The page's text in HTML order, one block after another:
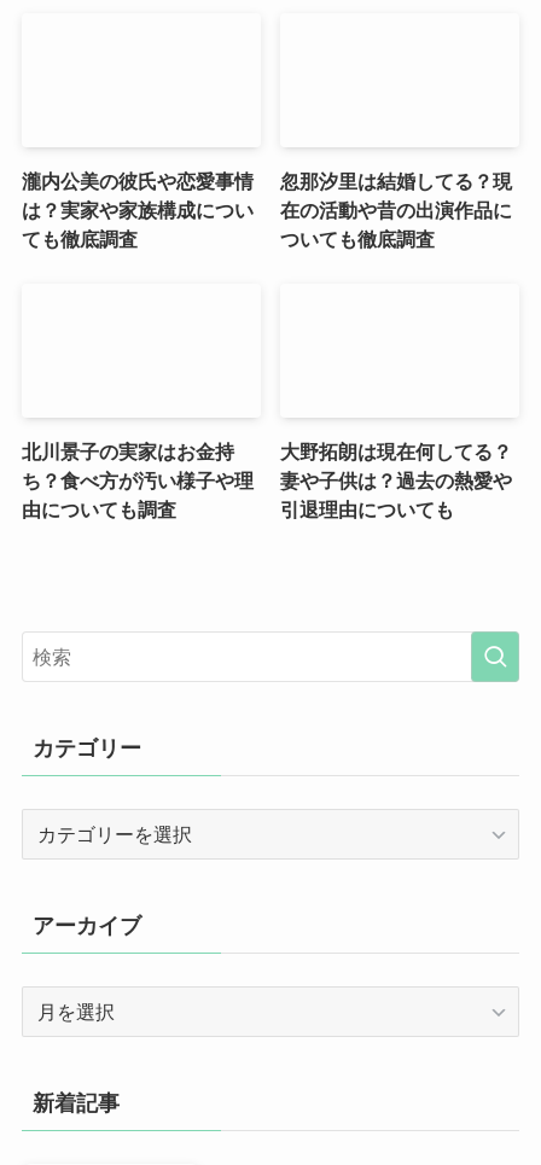
瀧内公美の彼氏や恋愛事情
は？実家や家族構成につい
ても徹底調査
忽那汐里は結婚してる？現
在の活動や昔の出演作品に
ついても徹底調査
北川景子の実家はお金持
ち？食べ方が汚い様子や理
由についても調査
大野拓朗は現在何してる？
妻や子供は？過去の熱愛や
引退理由についても
カテゴリー
リ
ー
アーカイブ
イ
ブ
新着記事